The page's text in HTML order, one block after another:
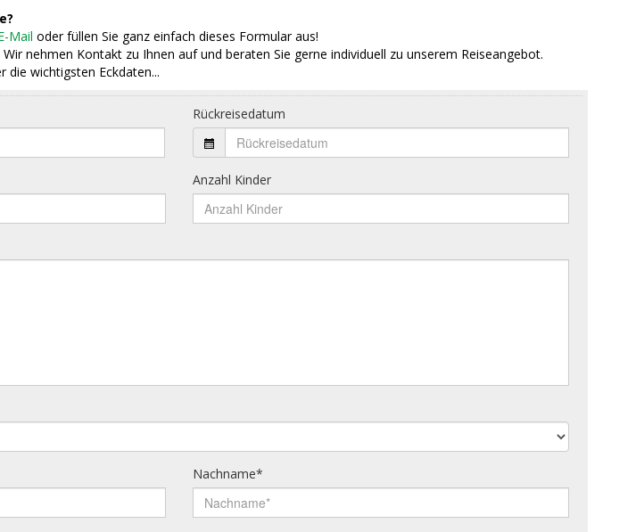
Mail oder füllen Sie ganz einfach dieses Formular aus!
nehmen Kontakt zu Ihnen auf und beraten Sie gerne individuell zu unserem Reiseangebot.
die wichtigsten Eckdaten...